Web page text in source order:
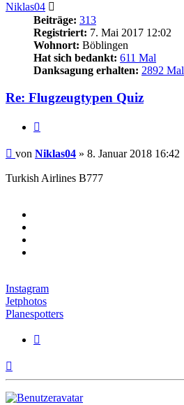
Niklas04
Beiträge: 313
Registriert: 7. Mai 2017 12:02
Wohnort: Böblingen
Hat sich bedankt: 611 Mal
Danksagung erhalten: 2892 Mal
Re: Flugzeugtypen Quiz
Beitrag
von Niklas04 » 8. Januar 2018 16:42
Turkish Airlines B777
Instagram
Jetphotos
Planespotters